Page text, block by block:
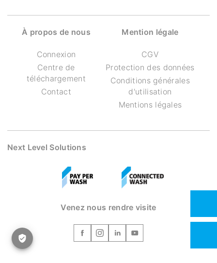
À propos de nous
Connexion
Centre de
téléchargement
Contact
Mention légale
CGV
Protection des données
Conditions générales
d'utilisation
Mentions légales
Next Level Solutions
Venez nous rendre visite